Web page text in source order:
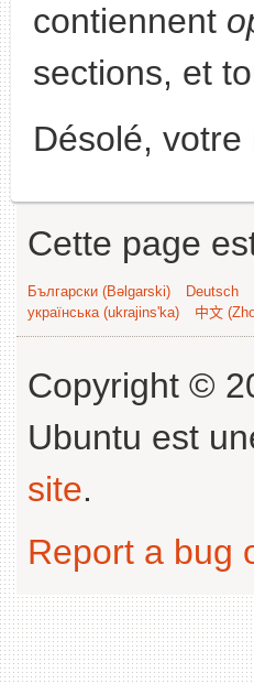
contiennent
sections, et
Désolé,
Cette page
Български (Bəlgarski) Deutsch
українська (ukrajins'ka)
中文
Copyright ©
Ubuntu est
site.
Report a bug